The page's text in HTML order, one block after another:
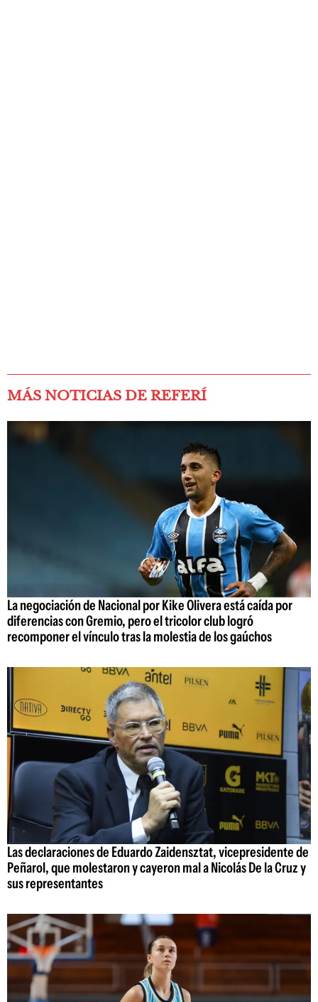
MÁS NOTICIAS DE REFERÍ
La negociación de Nacional por Kike Olivera está caída por
diferencias con Gremio, pero el tricolor club logró
recomponer el vínculo tras la molestia de los gaúchos
Las declaraciones de Eduardo Zaidensztat, vicepresidente de
Peñarol, que molestaron y cayeron mal a Nicolás De la Cruz y
sus representantes